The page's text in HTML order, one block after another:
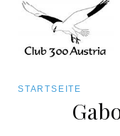
STARTSEITE
Art/Species
Kategorie für die